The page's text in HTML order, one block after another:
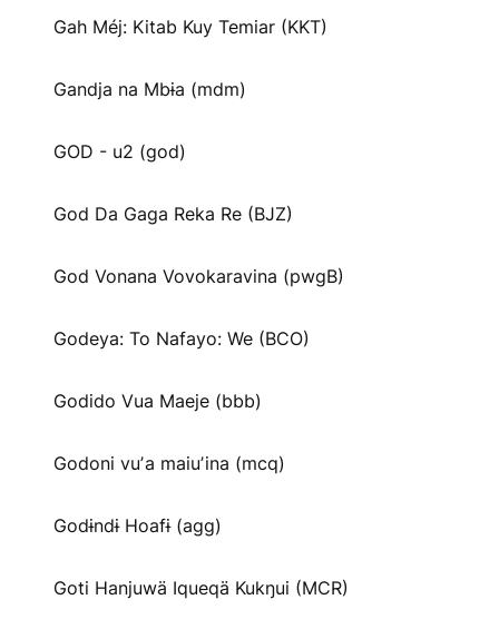
Gah Méj: Kitab Kuy Temiar (KKT)
Gandja na Mbɨa (mdm)
GOD - u2 (god)
God Da Gaga Reka Re (BJZ)
God Vonana Vovokaravina (pwgB)
Godeya: To Nafayo: We (BCO)
Godido Vua Maeje (bbb)
Godoni vuʼa maiuʼina (mcq)
Godɨndɨ Hoafɨ (agg)
Goti Hanjuwä Iqueqä Kukŋui (MCR)